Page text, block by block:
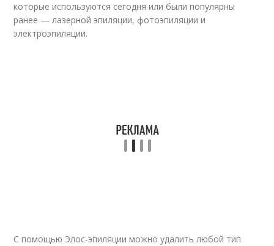
которые используются сегодня или были популярны
ранее — лазерной эпиляции, фотоэпиляции и
электроэпиляции.
С помощью Элос-эпиляции можно удалить любой тип